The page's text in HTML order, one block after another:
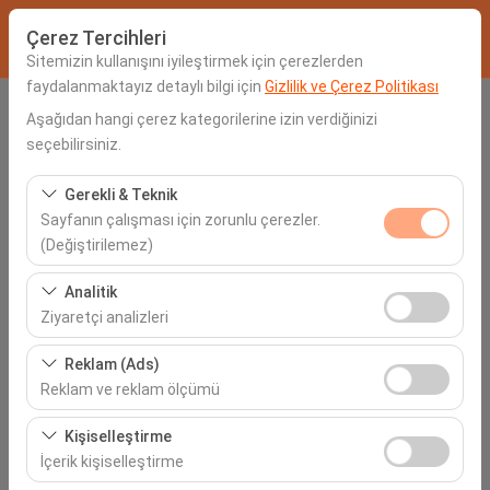
Çerez Tercihleri
Sitemizin kullanışını iyileştirmek için çerezlerden
faydalanmaktayız detaylı bilgi için Gizlilik ve Çerez Politikası
Aşağıdan hangi çerez kategorilerine izin verdiğinizi
seçebilirsiniz.
Gerekli & Teknik
Sayfanın çalışması için zorunlu çerezler.
(Değiştirilemez)
Bu çerezler sitenin doğru şekilde çalışması, güvenlik,
oturum yönetimi ve temel işlevler için gereklidir. Devre
dışı bırakılamaz.
Analitik
Ziyaretçi analizleri
Bu çerezler, sitemizin nasıl kullanıldığını (ziyaretçi sayısı,
en çok ziyaret edilen sayfalar, kullanıcı davranışları)
analiz etmemizi sağlar. Bu veriler, web sitesi
performansını ölçmek ve kullanıcı deneyimini sürekli
iyileştirmek için kullanılır.
Reklam (Ads)
Reklam ve reklam ölçümü
Bu çerezler, size ilgi alanlarınıza uygun kişiselleştirilmiş
reklamlar göstermemize ve reklam kampanyalarımızın
etkinliğini (gösterim sayısı, tıklama oranı) ölçmemize
Kişiselleştirme
İçerik kişiselleştirme
Alış Lokasyonu
Aracı farklı bir lokasyona bırakacağım
Alış Tarih & Saat
İade Tarih & Saat
06:00